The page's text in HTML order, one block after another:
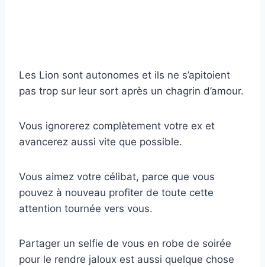
Les Lion sont autonomes et ils ne s’apitoient
pas trop sur leur sort après un chagrin d’amour.
Vous ignorerez complètement votre ex et
avancerez aussi vite que possible.
Vous aimez votre célibat, parce que vous
pouvez à nouveau profiter de toute cette
attention tournée vers vous.
Partager un selfie de vous en robe de soirée
pour le rendre jaloux est aussi quelque chose